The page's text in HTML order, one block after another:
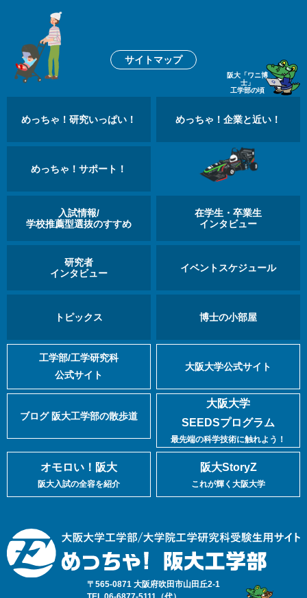
サイトマップ
めっちゃ！研究いっぱい！ めっちゃ！企業と近い！
めっちゃ！サポート！
入試情報/
学校推薦型選抜のすすめ
在学生・卒業生
インタビュー
研究者
インタビュー
イベントスケジュール
トピックス 博士の小部屋
工学部/工学研究科
公式サイト
大阪大学公式サイト
ブログ 阪大工学部の散歩道
大阪大学
SEEDSプログラム
最先端の科学技術に触れよう！
オモロい！阪大
阪大入試の全容を紹介
阪大StoryZ
これが輝く大阪大学
〒565-0871 大阪府吹田市山田丘2-1
阪大「ワニ博
士」
工学部の頃